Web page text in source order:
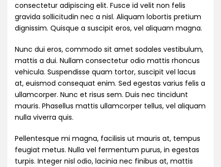
consectetur adipiscing elit. Fusce id velit non felis
gravida sollicitudin nec a nisl. Aliquam lobortis pretium
dignissim. Quisque a suscipit eros, vel aliquam magna.
Nunc dui eros, commodo sit amet sodales vestibulum,
mattis a dui. Nullam consectetur odio mattis rhoncus
vehicula. Suspendisse quam tortor, suscipit vel lacus
at, euismod consequat enim. Sed egestas varius felis a
ullamcorper. Nunc et risus sem. Duis nec tincidunt
mauris. Phasellus mattis ullamcorper tellus, vel aliquam
nulla viverra quis.
Pellentesque mi magna, facilisis ut mauris at, tempus
feugiat metus. Nulla vel fermentum purus, in egestas
turpis. Integer nisl odio, lacinia nec finibus at, mattis